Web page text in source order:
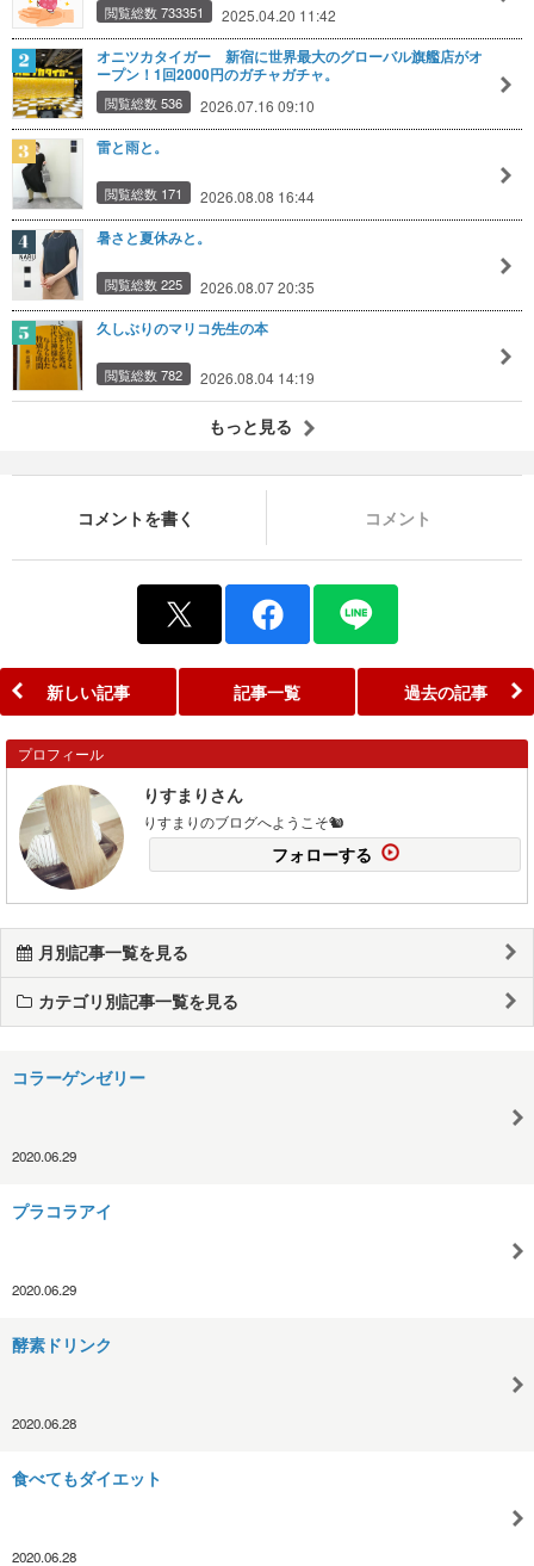
閲覧総数 733351 2025.04.20 11:42
オニツカタイガー 新宿に世界最大のグローバル旗艦店がオ
ープン！1回2000円のガチャガチャ。
閲覧総数 536 2026.07.16 09:10
雷と雨と。
閲覧総数 171 2026.08.08 16:44
暑さと夏休みと。
閲覧総数 225 2026.08.07 20:35
久しぶりのマリコ先生の本
閲覧総数 782 2026.08.04 14:19
もっと見る
コメントを書く コメント
新しい記事 記事一覧 過去の記事
プロフィール
りすまりさん
りすまりのブログへようこそ🐿
フォローする
月別記事一覧を見る
カテゴリ別記事一覧を見る
コラーゲンゼリー
2020.06.29
プラコラアイ
2020.06.29
酵素ドリンク
2020.06.28
食べてもダイエット
2020.06.28